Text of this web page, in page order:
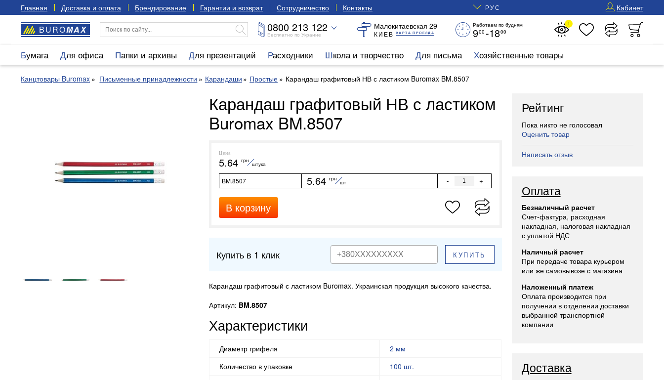
Главная Доставка и оплата Брендирование Гарантии и возврат Сотрудничество Контакты РУС Кабинет
BUROMAX 0800 213 122
Бесплатно по Украине
Малокитаевская 29
КИЕВ КАРТА ПРОЕЗДА
Работаем по будням
900 -1800
1
Бумага Для офиса Папки и архивы Для презентаций Расходники Школа и творчество Для письма Хозяйственные товары
Канцтовары Buromax Письменные принадлежности Карандаши Простые Карандаш графитовый НВ с ластиком Buromax BM.8507
Карандаш графитовый НВ с ластиком
Buromax BM.8507
Цена
5.64 грн
штука
BM.8507 5.64 грн
шт - +
В корзину
Купить в 1 клик КУПИТЬ
Карандаш графитовый с ластиком Buromax. Украинская продукция высокого качества.
Артикул: BM.8507
Характеристики
Диаметр грифеля
2 мм
Количество в упаковке
100 шт.
Рейтинг
Пока никто не голосовал
Оценить товар
Написать отзыв
Оплата
Безналичный расчет
Счет-фактура, расходная
накладная, налоговая накладная
с уплатой НДС
Наличный расчет
При передаче товара курьером
или же самовывозе с магазина
Наложенный платеж
Оплата производится при
получении в отделении доставки
выбранной транспортной
компании
Доставка